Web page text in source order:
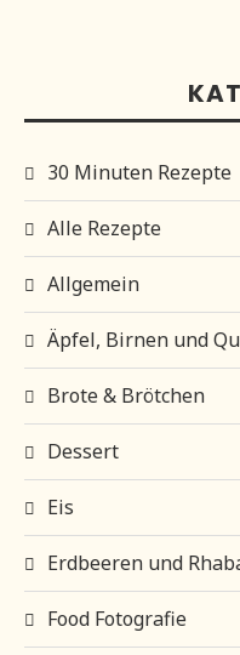
30 Minuten Rezepte
Alle Rezepte
Allgemein
Äpfel, Birnen und
Brote & Brötchen
Dessert
Eis
Erdbeeren und
Food Fotografie